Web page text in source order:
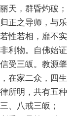
天，群昏灼破；
正之导师，与乐
若性若相，靡不实
利物。自佛始证
受三皈。教源肇
在家二众，四生
所明，共有五种
、八戒三皈；